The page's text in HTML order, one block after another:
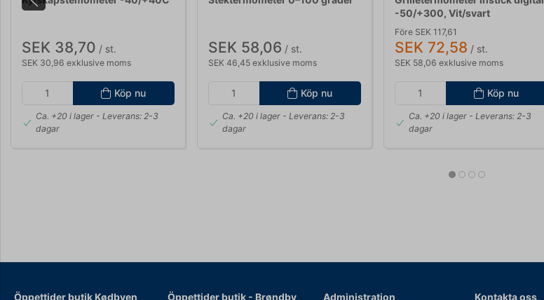
SEK 38,70 / st.
SEK 30,96 exklusive moms
Köp nu
Ca. +20 i lager- Leverans: 2-3
dagar
SEK 58,06 / st.
SEK 46,45 exklusive moms
Köp nu
Ca. +20 i lager- Leverans: 2-3
dagar
-50/+300, Vit/svart
Före SEK 117,61
SEK 72,58 / st.
SEK 58,06 exklusive moms
Köp nu
Ca. +20 i lager- Leverans: 2-3
dagar
Öppettider butik Kødbyen Öppettider butik - Brøndby Administration Kontakta oss